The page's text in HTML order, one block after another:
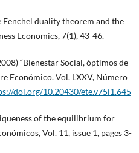
Fenchel duality theorem and the
Economics, 7(1), 43-46.
“Bienestar Social, óptimos de
Económico. Vol. LXXV, Número
doi.org/10.20430/ete.v75i1.645
of the equilibrium for
Vol. 11, issue 1, pages 3-